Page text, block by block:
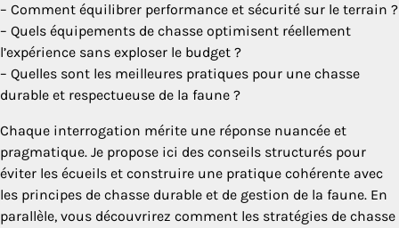
– Comment équilibrer performance et sécurité sur le terrain ?
– Quels équipements de chasse optimisent réellement
l’expérience sans exploser le budget ?
– Quelles sont les meilleures pratiques pour une chasse
durable et respectueuse de la faune ?
Chaque interrogation mérite une réponse nuancée et
pragmatique. Je propose ici des conseils structurés pour
éviter les écueils et construire une pratique cohérente avec
les principes de chasse durable et de gestion de la faune. En
parallèle, vous découvrirez comment les stratégies de chasse